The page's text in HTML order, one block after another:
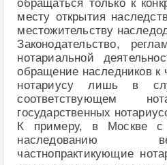
обращаться только к
месту открытия
местожительству
Законодательство,
нотариальной
обращение наследников к
нотариусу лишь в
соответствующем
государственных
К примеру, в Москве
наследованию
частнопрактикующие